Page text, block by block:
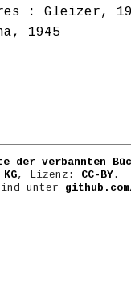
: Gleizer,
1945
der verbannten
, Lizenz: CC-BY.
unter